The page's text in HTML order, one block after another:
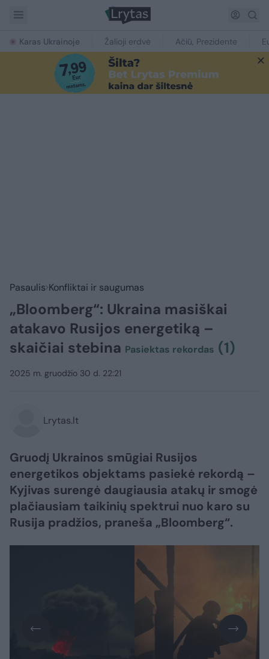
Karas Ukrainoje Žalioji erdvė Ačiū, Prezidente
Pasaulis Konfliktai ir saugumas
„Bloomberg“: Ukraina masiškai
atakavo Rusijos energetiką –
skaičiai stebina Pasiektas rekordas (1)
2025 m. gruodžio 30 d. 22:21
Lrytas.lt
Gruodį Ukrainos smūgiai Rusijos
energetikos objektams pasiekė rekordą –
Kyjivas surengė daugiausia atakų ir smogė
plačiausiam taikinių spektrui nuo karo su
Rusija pradžios, praneša „Bloomberg“.